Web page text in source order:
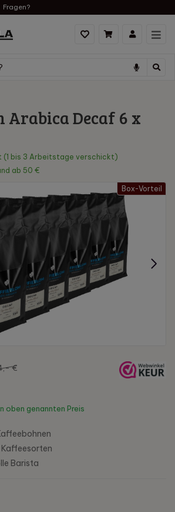
Fragen?
Arabica Decaf 6 x
Box-Vorteil
Barista
€
oben genannten Preis
(1 bis 3 Arbeitstage verschickt)
ab 50 €